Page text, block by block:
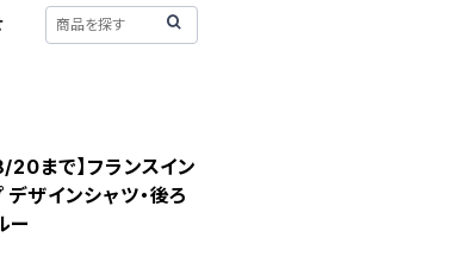
まで】フランスイン
ザインシャツ・後ろ
ー